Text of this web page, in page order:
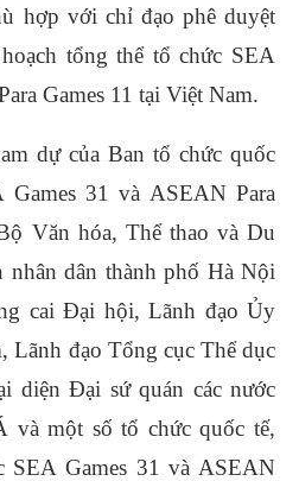
hợp với chỉ đạo phê duyệt
tổng thể tổ chức SEA
Games 11 tại Việt Nam.
dự của Ban tổ chức quốc
31 và ASEAN Para
Văn hóa, Thể thao và Du
dân thành phố Hà Nội
cai Đại hội, Lãnh đạo Ủy
Lãnh đạo Tổng cục Thể dục
diện Đại sứ quán các nước
một số tổ chức quốc tế,
Games 31 và ASEAN